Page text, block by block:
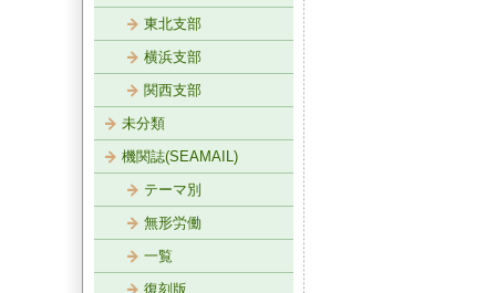
東北支部
横浜支部
関西支部
未分類
機関誌(SEAMAIL)
テーマ別
無形労働
一覧
復刻版